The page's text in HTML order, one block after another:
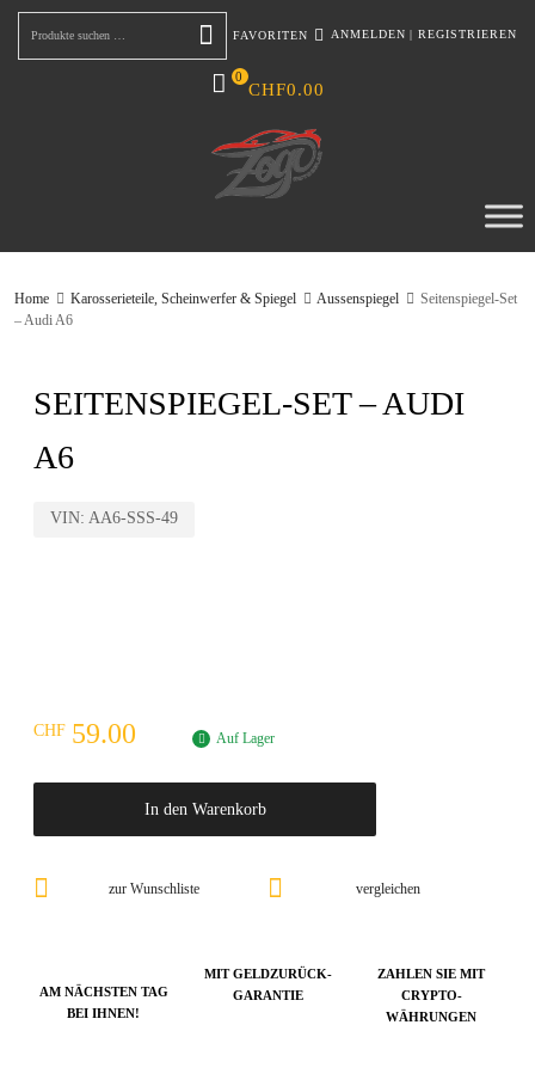
Suchen
FAVORITEN ANMELDEN | REGISTRIEREN
CHF0.00
0
Home Karosserieteile, Scheinwerfer & Spiegel Aussenspiegel
Seitenspiegel-Set
– Audi A6
SEITENSPIEGEL-SET – AUDI
A6
VIN: AA6-SSS-49
CHF 59.00 Auf Lager
In den Warenkorb
vergleichen
zur Wunschliste
AM NÄCHSTEN TAG
BEI IHNEN!
MIT GELDZURÜCK-
GARANTIE
ZAHLEN SIE MIT
CRYPTO-
WÄHRUNGEN